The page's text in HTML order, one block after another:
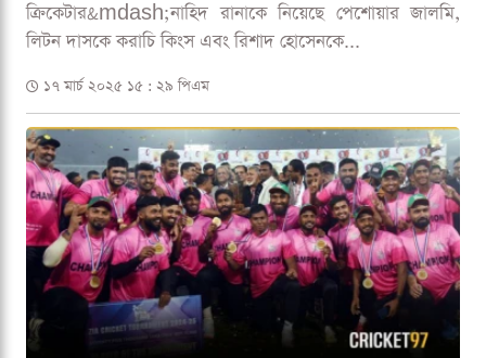
ক্রিকেটার&mdash;নাহিদ রানাকে নিয়েছে পেশোয়ার জালমি,
লিটন দাসকে করাচি কিংস এবং রিশাদ হোসেনকে...
১৭ মার্চ ২০২৫ ১৫ : ২৯ পিএম